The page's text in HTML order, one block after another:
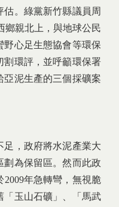
。綠黨新竹縣議員周
鄉親北上，與地球公民
野心足生態協會等環保
割環評，並呼籲環保署
亞泥生產的三個採礦案
足，政府將水泥產業大
劃為保留區。然而此政
年急轉彎，無視脆
「玉山石礦」、「馬武